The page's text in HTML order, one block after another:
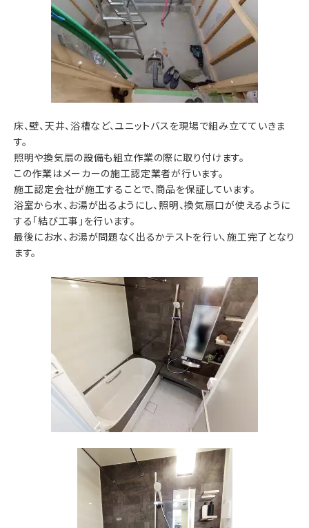
床、壁、天井、浴槽など、ユニットバスを現場で組み立てていきま
す。
照明や換気扇の設備も組立作業の際に取り付けます。
この作業はメーカーの施工認定業者が行います。
施工認定会社が施工することで、商品を保証しています。
浴室から水、お湯が出るようにし、照明、換気扇口が使えるように
する「結び工事」を行います。
最後にお水、お湯が問題なく出るかテストを行い、施工完了となり
ます。